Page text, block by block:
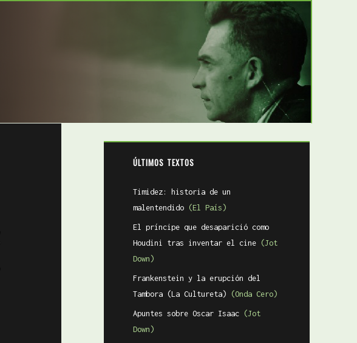
ÚLTIMOS TEXTOS
Timidez: historia de un
malentendido (El País)
El príncipe que desaparició como
Houdini tras inventar el cine (Jot
Down)
Frankenstein y la erupción del
Tambora (La Cultureta)
(Onda Cero)
Apuntes sobre Oscar Isaac (Jot
Down)